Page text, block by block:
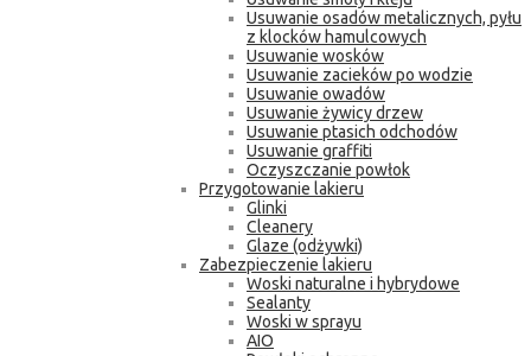
Usuwanie osadów metalicznych, pyłu
z klocków hamulcowych
Usuwanie wosków
Usuwanie zacieków po wodzie
Usuwanie owadów
Usuwanie żywicy drzew
Usuwanie ptasich odchodów
Usuwanie graffiti
Oczyszczanie powłok
Przygotowanie lakieru
Glinki
Cleanery
Glaze (odżywki)
Zabezpieczenie lakieru
Woski naturalne i hybrydowe
Sealanty
Woski w sprayu
AIO